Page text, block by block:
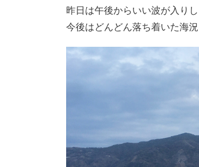
昨日は午後からいい波が入り
今後はどんどん落ち着いた海